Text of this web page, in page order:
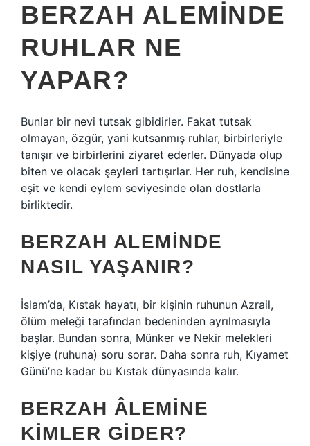
BERZAH ALEMINDE
RUHLAR NE
YAPAR?
Bunlar bir nevi tutsak gibidirler. Fakat tutsak
olmayan, özgür, yani kutsanmış ruhlar, birbirleriyle
tanışır ve birbirlerini ziyaret ederler. Dünyada olup
biten ve olacak şeyleri tartışırlar. Her ruh, kendisine
eşit ve kendi eylem seviyesinde olan dostlarla
birliktedir.
BERZAH ALEMINDE
NASIL YAŞANIR?
İslam’da, Kıstak hayatı, bir kişinin ruhunun Azrail,
ölüm meleği tarafından bedeninden ayrılmasıyla
başlar. Bundan sonra, Münker ve Nekir melekleri
kişiye (ruhuna) soru sorar. Daha sonra ruh, Kıyamet
Günü’ne kadar bu Kıstak dünyasında kalır.
BERZAH ÂLEMINE
KIMLER GIDER?